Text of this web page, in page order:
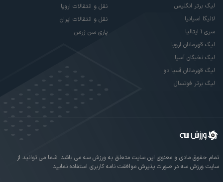
لیگ برتر انگلیس
لالیگا اسپانیا
سری آ ایتالیا
لیگ قهرمانان اروپا
لیگ نخبگان آسیا
لیگ قهرمانان آسیا دو
لیگ برتر فوتسال
نقل و انتقالات اروپا
نقل و انتقالات ایران
پاری سن ژرمن
تمام حقوق مادی و معنوی این سایت متعلق به ورزش سه می باشد. شما می توانید از
سایت ورزش سه در صورت پذیرش موافقت نامه کاربری استفاده نمایید.